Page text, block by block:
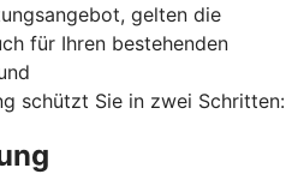
gelten die
für Ihren bestehenden
schützt Sie in zwei Schritten: